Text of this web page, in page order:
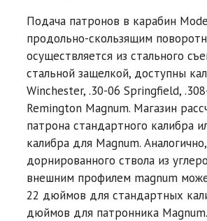
Подача патронов в карабин
продольно-скользящим
осуществляется из стального
стальной защелкой, доступны
Winchester, .30-06 Springfield,
Remington Magnum. Магазин
патрона стандартного калибра
калибра для Magnum.
дорнированного ствола из
внешним профилем magnum
22 дюймов для стандартных
дюймов для патронника